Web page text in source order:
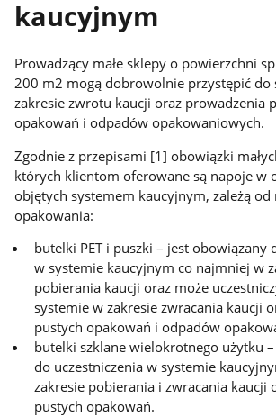
kaucyjnym
Prowadzący małe sklepy o powierzchni
200 m2 mogą dobrowolnie przystępić do
zakresie zwrotu kaucji oraz prowadzenia
opakowań i odpadów opakowaniowych.
Zgodnie z przepisami [1] obowiązki
których klientom oferowane są napoje w
objętych systemem kaucyjnym, zależą od
opakowania:
butelki PET i puszki – jest obowiązany
w systemie kaucyjnym co najmniej w
pobierania kaucji oraz może
systemie w zakresie zwracania kaucji
pustych opakowań i odpadów
butelki szklane wielokrotnego użytku
do uczestniczenia w systemie
zakresie pobierania i zwracania kaucji
pustych opakowań.